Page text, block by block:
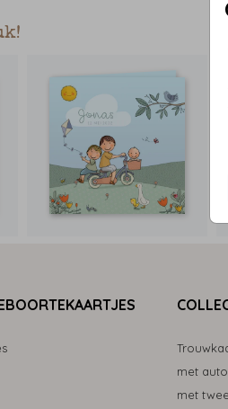
met auto
met